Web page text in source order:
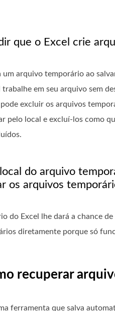
que o Excel crie
um arquivo temporário ao
trabalhe em seu arquivo sem
excluir os arquivos
pelo local e excluí-los como
do arquivo
os arquivos
do Excel lhe dará a chance
diretamente porque só
recuperar
ferramenta que salva